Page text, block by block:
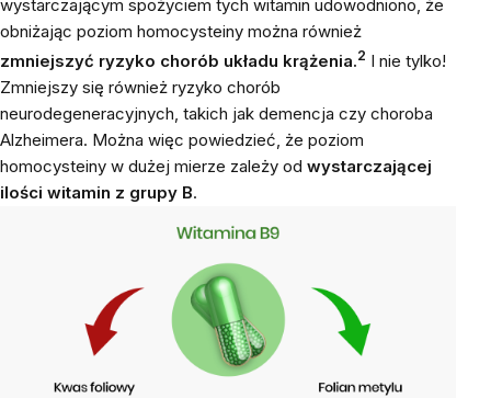
wystarczającym spożyciem tych witamin udowodniono, że
obniżając poziom homocysteiny można również
zmniejszyć ryzyko chorób układu krążenia.2 I nie tylko!
Zmniejszy się również ryzyko chorób
neurodegeneracyjnych, takich jak demencja czy choroba
Alzheimera. Można więc powiedzieć, że poziom
homocysteiny w dużej mierze zależy od wystarczającej
ilości witamin z grupy B.